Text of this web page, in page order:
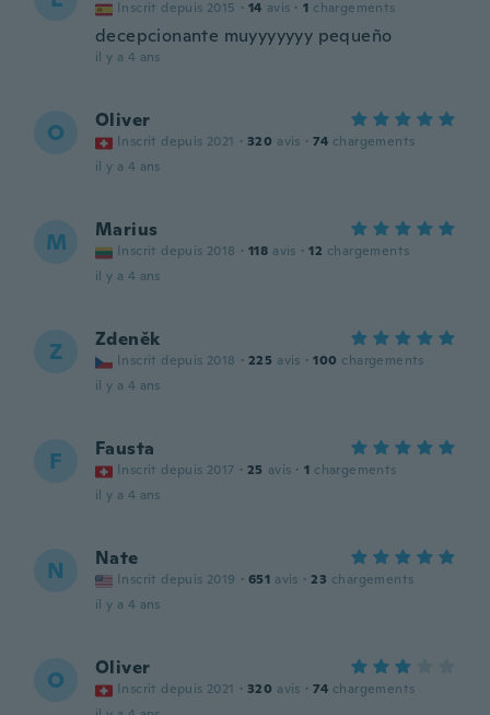
Inscrit depuis 2015 · 14 avis · 1 chargements
decepcionante muyyyyyyy pequeño
il y a 4 ans
O Oliver
Inscrit depuis 2021 · 320 avis · 74 chargements
il y a 4 ans
M Marius
Inscrit depuis 2018 · 118 avis · 12 chargements
il y a 4 ans
Z Zdeněk
Inscrit depuis 2018 · 225 avis · 100 chargements
il y a 4 ans
F Fausta
Inscrit depuis 2017 · 25 avis · 1 chargements
il y a 4 ans
N Nate
Inscrit depuis 2019 · 651 avis · 23 chargements
il y a 4 ans
O Oliver
Inscrit depuis 2021 · 320 avis · 74 chargements